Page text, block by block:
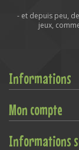
- et depuis peu,
jeux,
Informations
Mon compte
Informations